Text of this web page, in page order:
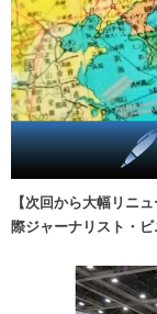
【次回から大幅リニ
際ジャーナリスト・